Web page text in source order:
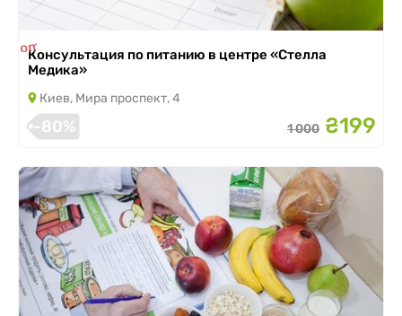
completed
Консультация по питанию в центре «Стелла
Медика»
Киев, Мира проспект, 4
-80% 1 000 ₴199